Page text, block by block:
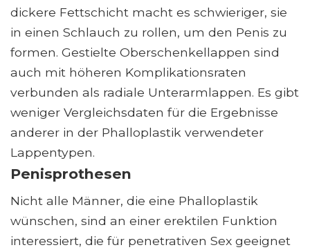
dickere Fettschicht macht es schwieriger, sie
in einen Schlauch zu rollen, um den Penis zu
formen. Gestielte Oberschenkellappen sind
auch mit höheren Komplikationsraten
verbunden als radiale Unterarmlappen. Es gibt
weniger Vergleichsdaten für die Ergebnisse
anderer in der Phalloplastik verwendeter
Lappentypen.
Penisprothesen
Nicht alle Männer, die eine Phalloplastik
wünschen, sind an einer erektilen Funktion
interessiert, die für penetrativen Sex geeignet